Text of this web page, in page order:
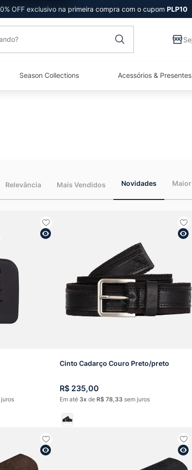
OFF exclusivo na primeira compra com o cupom PLP10
Season Collections Acessórios & Presentes
Relevância Mais Vendidos
Cinto Cadarço Couro Preto/preto
R$ 235,00
Em até 3 de R$ 78,33 sem juros